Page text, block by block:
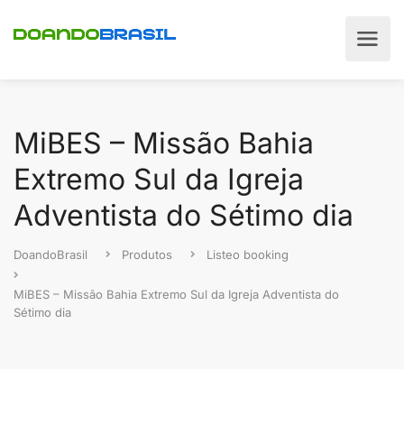
MiBES – Missão Bahia
Extremo Sul da Igreja
Adventista do Sétimo dia
DoandoBrasil Produtos Listeo booking
MiBES – Missão Bahia Extremo Sul da Igreja Adventista do
Sétimo dia